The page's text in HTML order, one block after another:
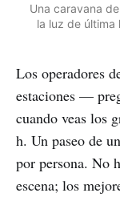
Una caravana
la luz de
Los operadores
estaciones —
cuando veas los
h. Un paseo de
por persona. No
escena; los